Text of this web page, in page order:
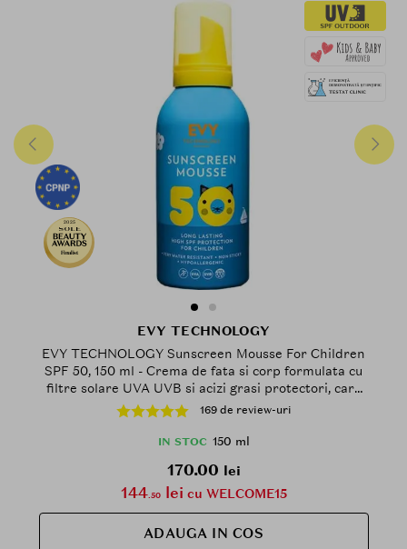
2025
Finalist
EVY TECHNOLOGY
EVY TECHNOLOGY Sunscreen Mousse For Children
SPF 50, 150 ml - Crema de fata si corp formulata cu
filtre solare UVA UVB si acizi grasi protectori, care
contribuie la protectia SPF 50 de lunga durata cu
spectru larg impotriva razelor UV daunatoare,
Outdoor
169 de review-uri
IN STOC 150 ml
170.00 lei
144.50lei cu WELCOME15
ADAUGA IN COS